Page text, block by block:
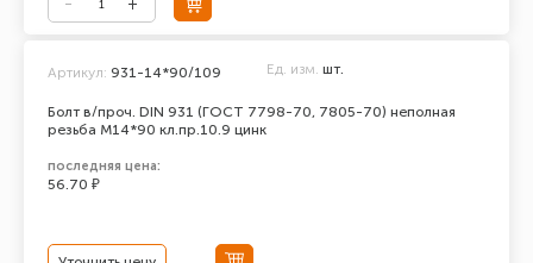
Болт в/проч. DIN 931 (ГОСТ 7798-70, 7805-70) неполная
резьба М14*90 кл.пр.10.9 цинк
Артикул: 931-14*90/109 Ед. изм. шт.
последняя цена:
56.70 ₽